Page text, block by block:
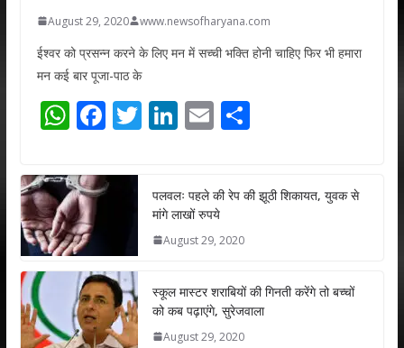
August 29, 2020 www.newsofharyana.com
ईश्वर को प्रसन्न करने के लिए मन में सच्ची भक्ति होनी चाहिए फिर भी हमारा
मन कई बार पूजा-पाठ के
W
at
s
A
p
p
F
e
b
o
k
T
er
Li
e
dI
n
E
l
S
e
पलवलः पहले की रेप की झूठी शिकायत, युवक से
मांगे लाखों रुपये
August 29, 2020
स्कूल मास्टर शराबियों की गिनती करेंगे तो बच्चों
को कब पढ़ाएंगे, सुरेजवाला
August 29, 2020